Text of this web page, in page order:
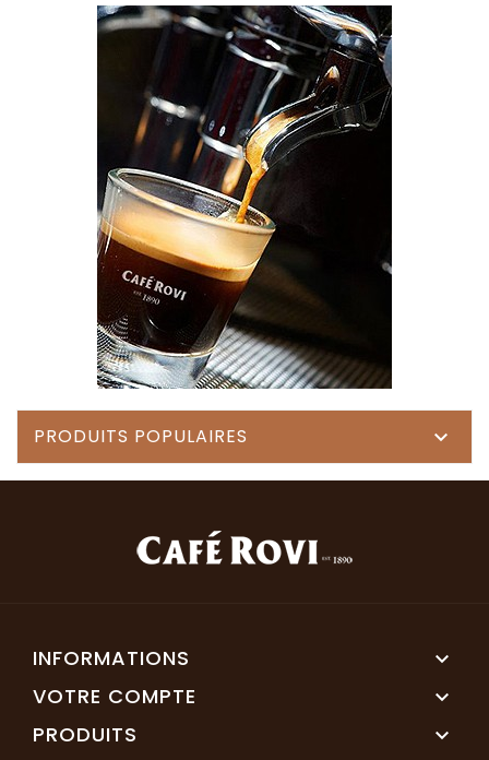
PRODUITS POPULAIRES 
INFORMATIONS 
VOTRE COMPTE 
PRODUITS 